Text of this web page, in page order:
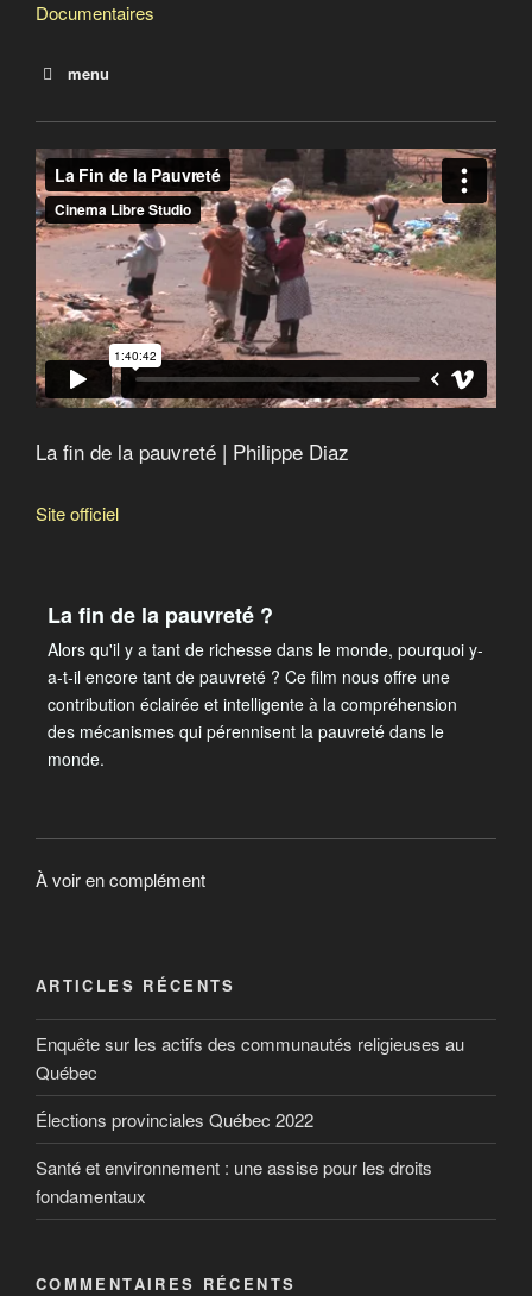
Documentaires
menu
Les canadiens errants
Nauffragés des villes
Pauvres de nous
La fin de la pauvreté
La fin de la pauvreté | Philippe Diaz
Site officiel
La fin de la pauvreté ?
Alors qu'il y a tant de richesse dans le monde, pourquoi y-
a-t-il encore tant de pauvreté ? Ce film nous offre une
contribution éclairée et intelligente à la compréhension
des mécanismes qui pérennisent la pauvreté dans le
monde.
À voir en complément
ARTICLES RÉCENTS
Enquête sur les actifs des communautés religieuses au
Québec
Élections provinciales Québec 2022
Santé et environnement : une assise pour les droits
fondamentaux
COMMENTAIRES RÉCENTS